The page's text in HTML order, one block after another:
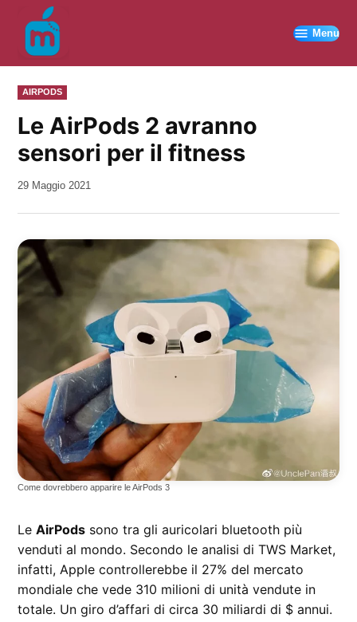
contenuto
Menu
PUBBLICATO
IN
AIRPODS
Le AirPods 2 avranno
sensori per il fitness
da
29 Maggio 2021
Come dovrebbero apparire le AirPods 3
LeAirPods sono tra gli auricolari bluetooth più
venduti al mondo. Secondo le analisi di TWS Market,
infatti, Apple controllerebbe il 27% del mercato
mondiale che vede 310 milioni di unità vendute in
totale. Un giro d’affari di circa 30 miliardi di $ annui.